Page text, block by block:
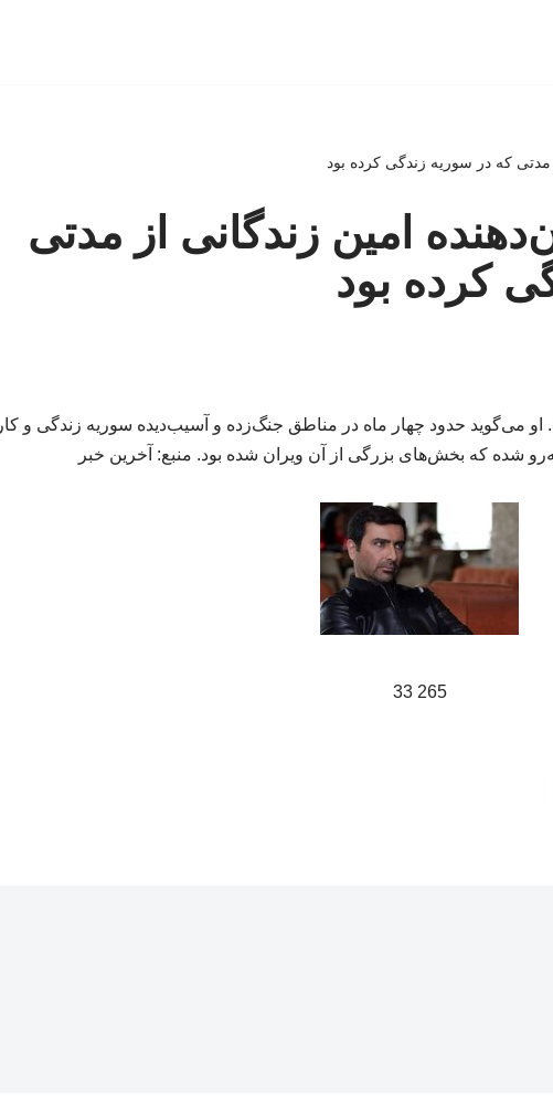
مدتی که در سوریه زندگی کرده بود
امین زندگانی از مدتی
کرده بود
می‌گوید حدود چهار ماه در مناطق جنگ‌زده و آسیب‌دیده سوریه زندگی و کار
شده که بخش‌های بزرگی از آن ویران شده بود. منبع: آخرین خبر
265 33